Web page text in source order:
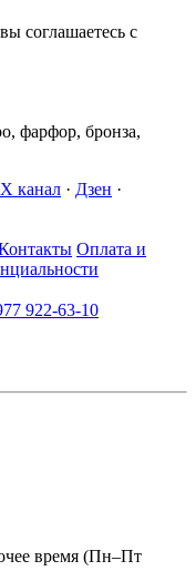
соглашаетесь с
фарфор, бронза,
канал · Дзен ·
Оплата и
922-63-10
время (Пн–Пт